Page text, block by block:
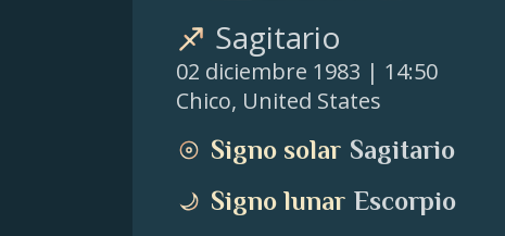
Sagitario
02 diciembre 1983 | 14:50
Chico, United States
Signo solar Sagitario
Signo lunar Escorpio